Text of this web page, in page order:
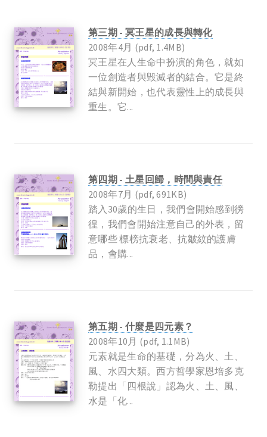
第三期 - 冥王星的成長與轉化
2008年4月 (pdf, 1.4MB)
冥王星在人生命中扮演的角色，就如
一位創造者與毁滅者的結合。它是終
結與新開始，也代表靈性上的成長與
重生。它...
第四期 - 土星回歸，時間與責任
2008年7月 (pdf, 691KB)
踏入30歲的生日，我們會開始感到徬
徨，我們會開始注意自己的外表，留
意哪些 標榜抗衰老、抗皺紋的護膚
品，會購...
第五期 - 什麼是四元素？
2008年10月 (pdf, 1.1MB)
元素就是生命的基礎，分為火、土、
風、水四大類。西方哲學家恩培多克
勒提出「四根說」認為火、土、風、
水是「化...